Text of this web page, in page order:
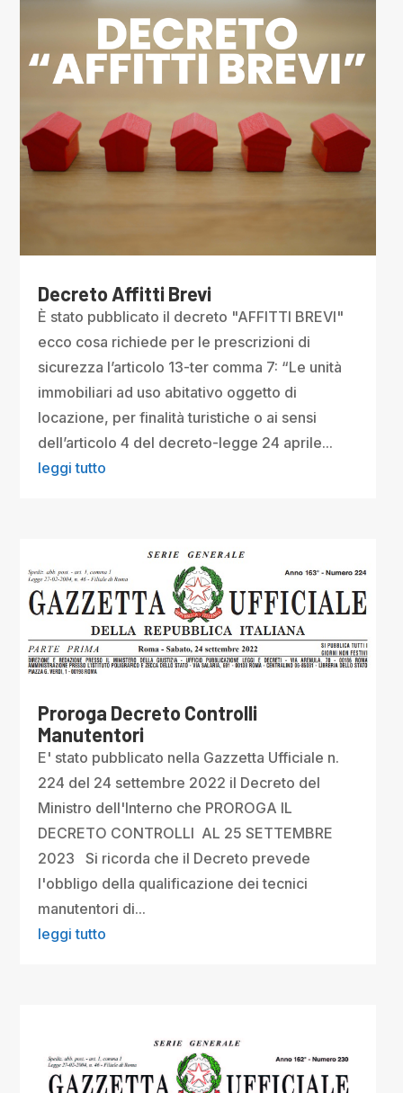
Decreto Affitti Brevi
È stato pubblicato il decreto "AFFITTI BREVI"
ecco cosa richiede per le prescrizioni di
sicurezza l’articolo 13-ter comma 7: “Le unità
immobiliari ad uso abitativo oggetto di
locazione, per finalità turistiche o ai sensi
dell’articolo 4 del decreto-legge 24 aprile...
leggi tutto
Proroga Decreto Controlli
Manutentori
E' stato pubblicato nella Gazzetta Ufficiale n.
224 del 24 settembre 2022 il Decreto del
Ministro dell'Interno che PROROGA IL
DECRETO CONTROLLI AL 25 SETTEMBRE
2023 Si ricorda che il Decreto prevede
l'obbligo della qualificazione dei tecnici
manutentori di...
leggi tutto